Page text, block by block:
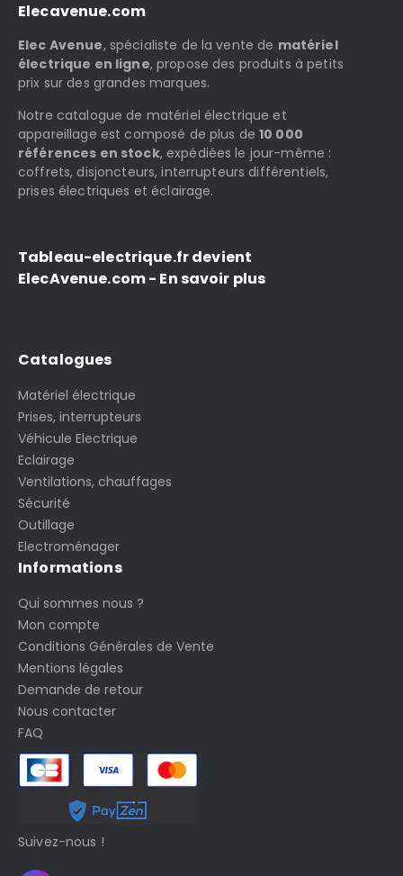
Elecavenue.com
Elec Avenue, spécialiste de la vente de matériel
électrique en ligne, propose des produits à petits
prix sur des grandes marques.
Notre catalogue de matériel électrique et
appareillage est composé de plus de10 000
références en stock, expédiées le jour-même :
coffrets, disjoncteurs, interrupteurs différentiels,
prises électriques et éclairage.
Tableau-electrique.fr devient
ElecAvenue.com - En savoir plus
Catalogues
Matériel électrique
Prises, interrupteurs
Véhicule Electrique
Eclairage
Ventilations, chauffages
Sécurité
Outillage
Electroménager
Informations
Qui sommes nous ?
Mon compte
Conditions Générales de Vente
Mentions légales
Demande de retour
Nous contacter
FAQ
Suivez-nous !